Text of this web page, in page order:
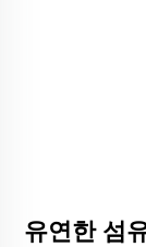
유연한 섬